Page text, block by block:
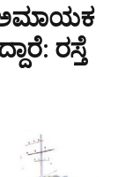
ಅಮಾಯಕ
ರಸ್ತೆ